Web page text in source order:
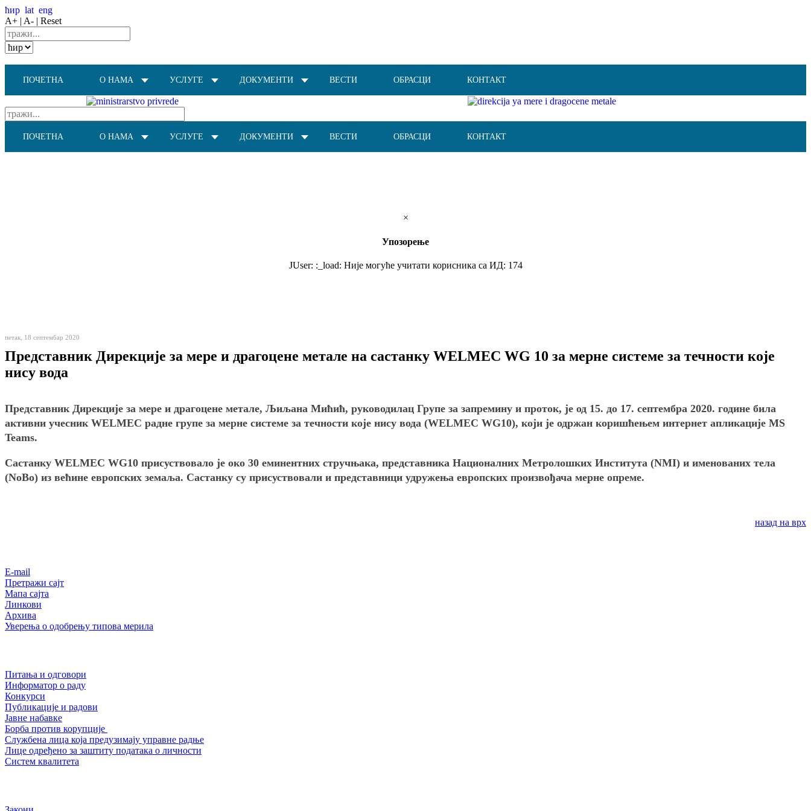
ћир lat eng
A+ | A- | Reset
ПОЧЕТНА О НАМА УСЛУГЕ ДОКУМЕНТИ ВЕСТИ ОБРАСЦИ КОНТАКТ
ПОЧЕТНА О НАМА УСЛУГЕ ДОКУМЕНТИ ВЕСТИ ОБРАСЦИ КОНТАКТ
×
Упозорење
JUser: :_load: Није могуће учитати корисника са ИД: 174
петак, 18 септембар 2020
Представник Дирекције за мере и драгоцене метале на састанку WELMEC WG 10 за мерне системе за течности које
нису вода
Представник Дирекције за мере и драгоцене метале, Љиљана Мићић, руководилац Групе за запремину и проток, је од 15. до 17. септембра 2020. године била
активни учесник WELMEC радне групе за мерне системе за течности које нису вода (WELMEC WG10), који je одржан коришћењем интернет апликације MS
Teams.
Састанку WELMEC WG10 присуствовало је око 30 еминентних стручњака, представника Националних Метролошких Института (NMI) и именованих тела
(NoBo) из већине европских земаља. Састанку су присуствовали и представници удружења европских произвођача мерне опреме.
назад на врх
Е-mail
Претражи сајт
Мапа сајта
Линкови
Архива
Уверења о одобрењу типова мерила
Питања и одговори
Информатор о раду
Конкурси
Публикације и радови
Јавне набавке
Борба против корупције
Службена лица која предузимају управне радње
Лице одређено за заштиту података о личности
Систем квалитета